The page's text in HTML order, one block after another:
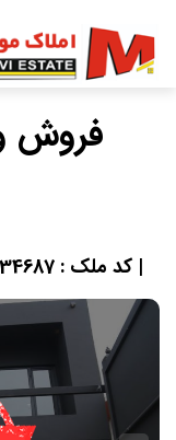
فروش
| کد ملک : 134687